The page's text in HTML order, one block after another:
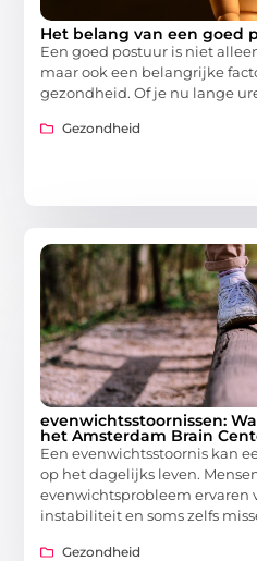
Het belang van een goed
Een goed postuur is niet
maar ook een belangrijke
gezondheid. Of je nu lange
Gezondheid
evenwichtsstoornissen:
het Amsterdam Brain
Een evenwichtsstoornis kan
op het dagelijks leven.
evenwichtsprobleem ervaren
instabiliteit en soms zelfs
Gezondheid